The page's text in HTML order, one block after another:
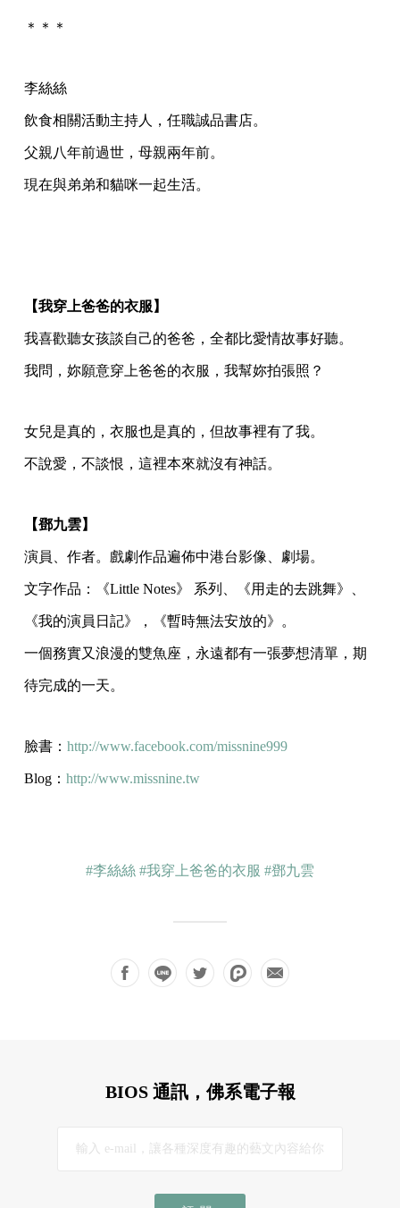
＊＊＊
李絲絲
飲食相關活動主持人，任職誠品書店。
父親八年前過世，母親兩年前。
現在與弟弟和貓咪一起生活。
【我穿上爸爸的衣服】
我喜歡聽女孩談自己的爸爸，全都比愛情故事好聽。
我問，妳願意穿上爸爸的衣服，我幫妳拍張照？
女兒是真的，衣服也是真的，但故事裡有了我。
不說愛，不談恨，這裡本來就沒有神話。
【鄧九雲】
演員、作者。戲劇作品遍佈中港台影像、劇場。
文字作品：《Little Notes》 系列、《用走的去跳舞》、
《我的演員日記》，《暫時無法安放的》。
一個務實又浪漫的雙魚座，永遠都有一張夢想清單，期
待完成的一天。
臉書： http://www.facebook.com/missnine999
Blog： http://www.missnine.tw
#李絲絲 #我穿上爸爸的衣服 #鄧九雲
BIOS 通訊，佛系電子報